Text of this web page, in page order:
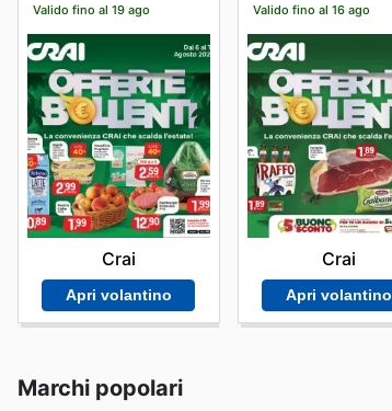
Valido fino al 19 ago
Crai
Apri volantino
Valido fino al 16 ago
Crai
Apri volantino
Marchi popolari